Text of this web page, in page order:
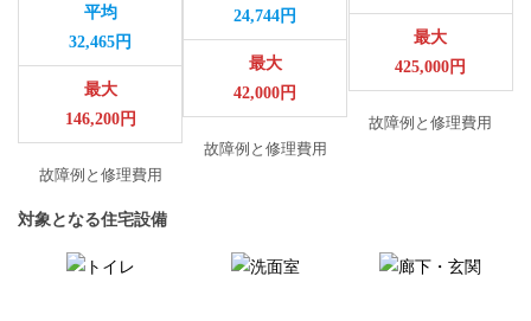
平均
32,465円
最大
146,200円
故障例と修理費用
24,744円
最大
42,000円
故障例と修理費用
最大
425,000円
故障例と修理費用
対象となる住宅設備